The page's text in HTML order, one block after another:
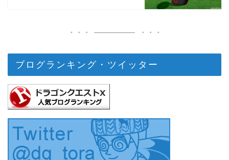
ブログランキング・ツイッター